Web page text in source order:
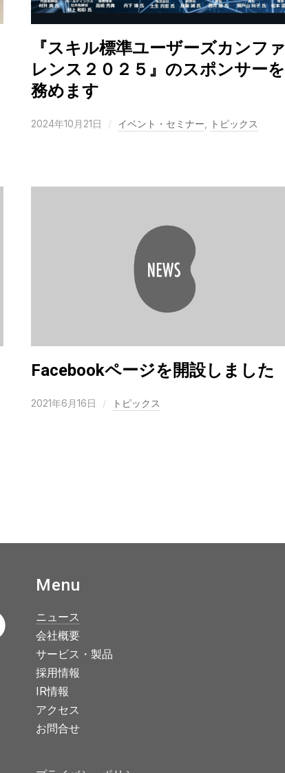
『スキル標準ユーザーズカンファ
レンス２０２５』のスポンサーを
務めます
2024年10月21日 イベント・セミナー トピックス
Facebookページを開設しました
2021年6月16日 トピックス
Menu
ニュース
会社概要
サービス・製品
採用情報
IR情報
アクセス
お問合せ